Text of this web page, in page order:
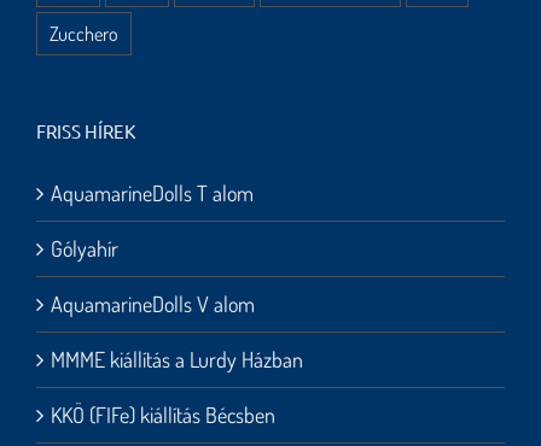
Zucchero
FRISS HÍREK
AquamarineDolls T alom
Gólyahír
AquamarineDolls V alom
MMME kiállítás a Lurdy Házban
KKÖ (FIFe) kiállítás Bécsben